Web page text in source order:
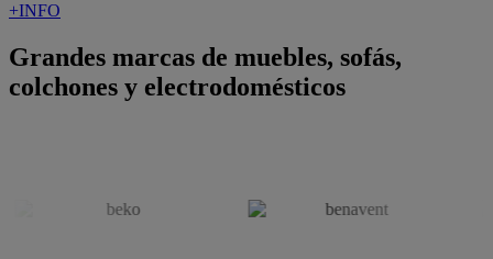
+INFO
Grandes marcas de muebles, sofás,
colchones y electrodomésticos